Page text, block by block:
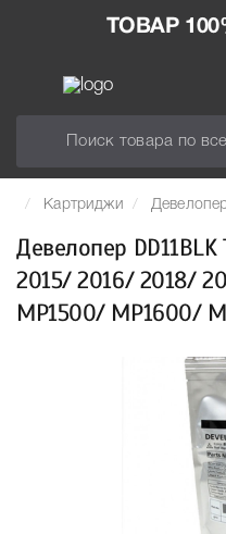
ТОВАР
Картриджи
Девелопер
2015/ 2016/ 2018/
MP1500/ MP1600/